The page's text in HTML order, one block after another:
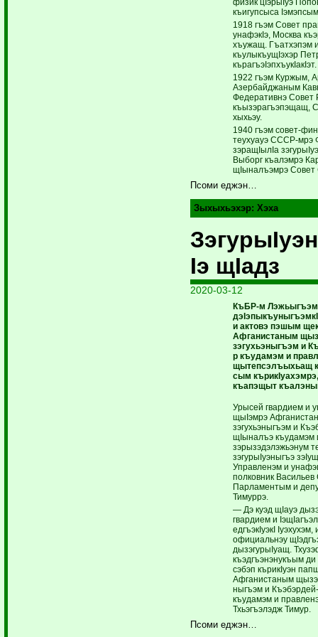
къигупсыса
1918 гъэм Совет
унафэкIэ, Москва
хъужащ. Гъатхэпэм
къулыкъущIэхэр
кърагъэIэпхъукIакIэт.
1922 гъэм Куржым,
Азербайджаным
Фе­деративнэ Совет
къызэрагъэпэщащ,
хыхьэу.
1940 гъэм совет-
теухуауэ СССР-мрэ
зэращIылIа
Выборг ­къалэмрэ
щIыналъэмрэ
Псоми еджэн…
Зыхыхьэхэр:Хэха
Iэ щIадз
2020-03-12
КъБР-м
и актовэ пэшым
Афганистаным
зэгухьэныгъэм и
р къудамэм и
щытепсэлъыхьащ
сым
къапэщыт
Урысей гвардием и
щыIэмрэ
зэгухьэныгъэм и
щIыналъэ къудамэм
зэрызэдэлэжьэнум
зэгурыIуэныгъэ
Управленэм и
полковник
Парламентым и
Тимуррэ.
— Дэ куэд щIауэ
гвардием и
едгъэкIуэкI
официальнэу
дызэгурыIуащ.
къэдгъэнэнукъым
сэбэп кърикIуэн
Афганистаным
ныгъэм и
къудамэм и
Тхьэгъэлэдж Тимур.
Псоми еджэн…